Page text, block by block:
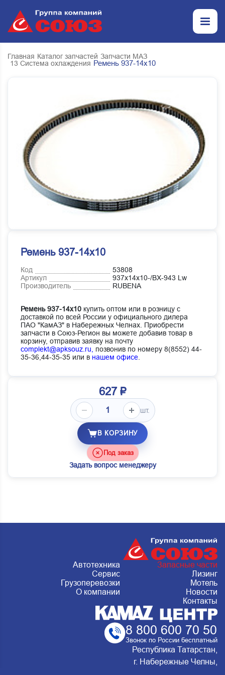
Главная Каталог запчастей Запчасти МАЗ
13 Система охлаждения Ремень 937-14х10
Ремень 937-14х10
Код
53808
Артикул
937х14х10-/BX-943 Lw
Производитель
RUBENA
Ремень 937-14х10 купить оптом или в розницу с
доставкой по всей России у официального дилера
ПАО "КамАЗ" в Набережных Челнах. Приобрести
запчасти в Союз-Регион вы можете добавив товар в
корзину, отправив заявку на почту
complekt@apksouz.ru, позвонив по номеру 8(8552) 44-
35-36,44-35-35 или в нашем офисе.
627 ₽
шт.
В КОРЗИНУ
Под заказ
Задать вопрос менеджеру
Автотехника
Запасные части
Сервис
Лизинг
Грузоперевозки
Мотель
О компании
Новости
Контакты
8 800 600 70 50
Звонок по России бесплатный
Республика Татарстан,
г. Набережные Челны,